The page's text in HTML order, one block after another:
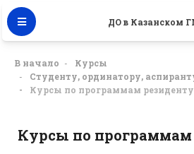
ДО в Казанском
В начало
Курсы
Студенту, ординатору,
Курсы по программам
Курсы по